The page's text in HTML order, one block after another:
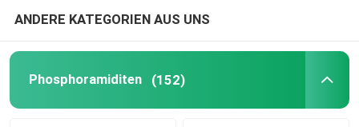
Haus
Produkte
ANDERE KATEGORIEN AUS UNS
Phosphoramiditen (152)